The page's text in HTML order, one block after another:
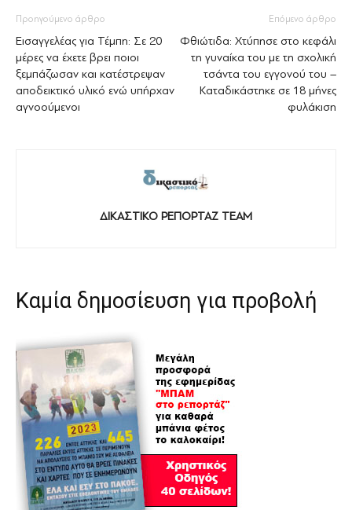
Προηγούμενο άρθρο
Εισαγγελέας για Τέμπη: Σε 20
μέρες να έχετε βρει ποιοι
ξεμπάζωσαν και κατέστρεψαν
αποδεικτικό υλικό ενώ υπήρχαν
αγνοούμενοι
Επόμενο άρθρο
Φθιώτιδα: Χτύπησε στο κεφάλι
τη γυναίκα του με τη σχολική
τσάντα του εγγονού του –
Καταδικάστηκε σε 18 μήνες
φυλάκιση
ΔΙΚΑΣΤΙΚΟ ΡΕΠΟΡΤΑΖ TEAM
Καμία δημοσίευση για προβολή